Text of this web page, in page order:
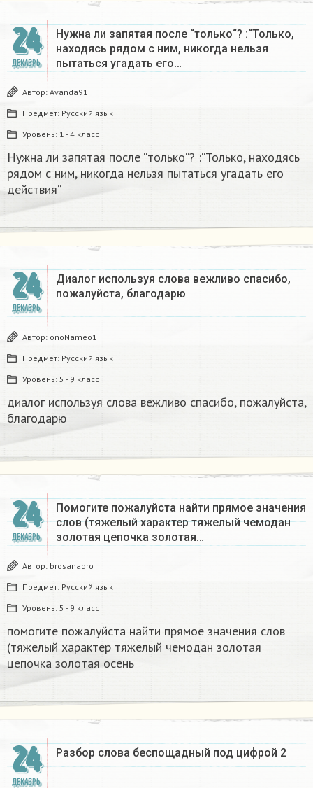
24
ДЕКАБРЬ
Нужна ли запятая после “только“? :“Только,
находясь рядом с ним, никогда нельзя
пытаться угадать его…
Автор: Avanda91
Предмет: Русский язык
Уровень: 1 - 4 класс
Нужна ли запятая после “только“? :“Только, находясь
рядом с ним, никогда нельзя пытаться угадать его
действия“
24
ДЕКАБРЬ
Диалог используя слова вежливо спасибо,
пожалуйста, благодарю
Автор: onoNameo1
Предмет: Русский язык
Уровень: 5 - 9 класс
диалог используя слова вежливо спасибо, пожалуйста,
благодарю
24
ДЕКАБРЬ
Помогите пожалуйста найти прямое значения
слов (тяжелый характер тяжелый чемодан
золотая цепочка золотая…
Автор: brosanabro
Предмет: Русский язык
Уровень: 5 - 9 класс
помогите пожалуйста найти прямое значения слов
(тяжелый характер тяжелый чемодан золотая
цепочка золотая осень
24
ДЕКАБРЬ
Разбор слова беспощадный под цифрой 2